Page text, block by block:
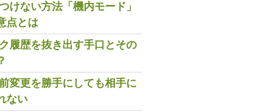
けない方法「機内モード」
点とは
履歴を抜き出す手口とその
変更を勝手にしても相手に
ない